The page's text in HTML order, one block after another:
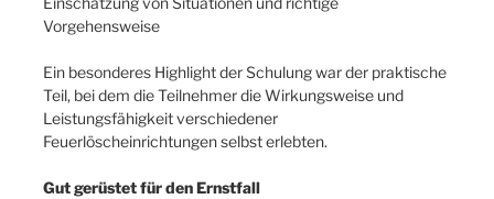
Vorgehensweise
Ein besonderes Highlight der Schulung war der praktische
Teil, bei dem die Teilnehmer die Wirkungsweise und
Leistungsfähigkeit verschiedener
Feuerlöscheinrichtungen selbst erlebten.
Gut gerüstet für den Ernstfall